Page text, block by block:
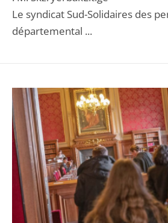
Le syndicat Sud-Solidaires des
départemental ...